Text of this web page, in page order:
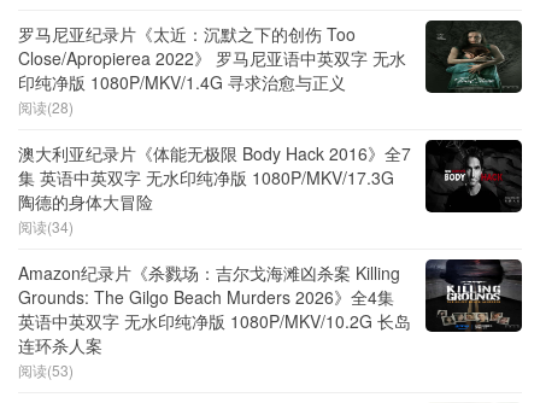
罗马尼亚纪录片《太近：沉默之下的创伤 Too
Close/Apropierea 2022》 罗马尼亚语中英双字 无水
印纯净版 1080P/MKV/1.4G 寻求治愈与正义
阅读(28)
澳大利亚纪录片《体能无极限 Body Hack 2016》全7
集 英语中英双字 无水印纯净版 1080P/MKV/17.3G
陶德的身体大冒险
阅读(34)
Amazon纪录片《杀戮场：吉尔戈海滩凶杀案 Killing
Grounds: The Gilgo Beach Murders 2026》全4集
英语中英双字 无水印纯净版 1080P/MKV/10.2G 长岛
连环杀人案
阅读(53)